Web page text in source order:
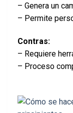
– Genera un
– Permite
Contras:
– Requiere
– Proceso